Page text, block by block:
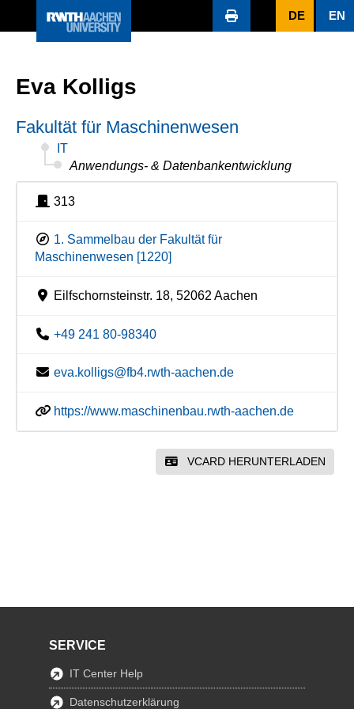
DE EN
Eva Kolligs
Fakultät für Maschinenwesen
IT
Anwendungs- & Datenbankentwicklung
313
1. Sammelbau der Fakultät für
Maschinenwesen [1220]
Eilfschornsteinstr. 18, 52062 Aachen
+49 241 80-98340
eva.kolligs@fb4.rwth-aachen.de
https://www.maschinenbau.rwth-aachen.de
VCARD HERUNTERLADEN
SERVICE
IT Center Help
Datenschutzerklärung